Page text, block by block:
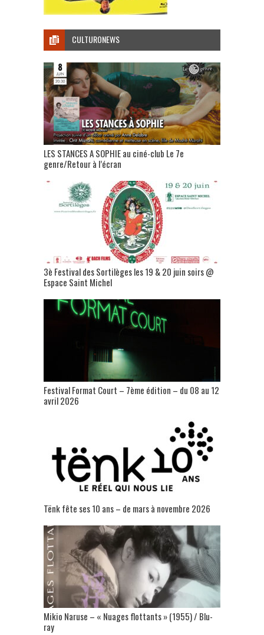
CULTURONEWS
LES STANCES A SOPHIE au ciné-club Le 7e
genre/Retour à l’écran
3è Festival des Sortilèges les 19 & 20 juin soirs @
Espace Saint Michel
Festival Format Court – 7ème édition – du 08 au 12
avril 2026
Tënk fête ses 10 ans – de mars à novembre 2026
Mikio Naruse – « Nuages flottants » (1955) / Blu-
ray